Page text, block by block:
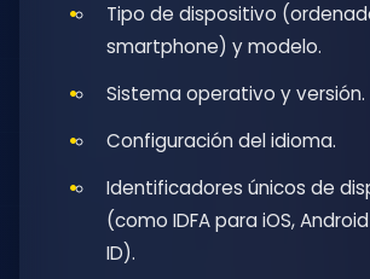
Tipo de dispositivo
smartphone) y modelo.
Sistema operativo y versión.
Configuración del idioma.
Identificadores únicos de
(como IDFA para iOS,
ID).